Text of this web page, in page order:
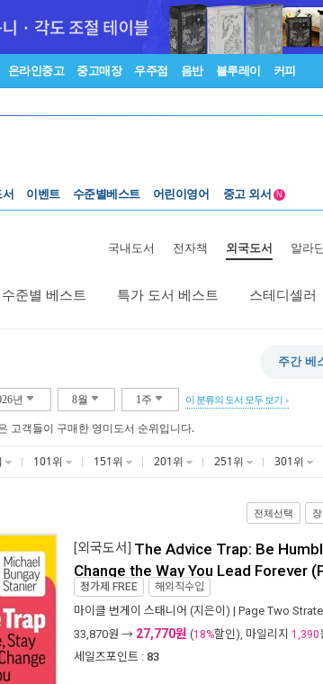
온라인중고 중고매장 우주점 음반 블루레이 커피
이벤트
Lexile®
어린이영어
5백원부터
N
국내도서 전자책 외국도서 알라
수준별 베스트 특가 도서 베스트 스테디셀러
주간 베
년 8월 1주 이 분류의 도서 모두 보기
고객들이 구매한 영미도서 순위입니다.
101위 151위 201위 251위 301위
전체선택
[외국도서] The Advice Trap: Be
Change the Way You Lead Forever
정가제 FREE 해외직수입
마이클 번게이 스태니어 (지은이) | Page Two
33,870원 → 27,770원 (18%할인), 마일리지 1,390
세일즈포인트 : 83